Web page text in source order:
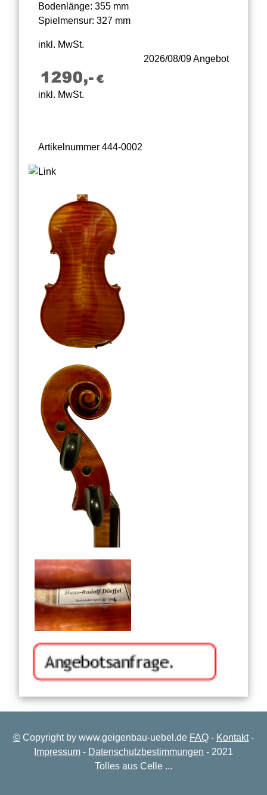
Bodenlänge: 355 mm
Spielmensur: 327 mm
inkl. MwSt.
2026/08/09 Angebot
inkl. MwSt.
Artikelnummer 444-0002
© Copyright by www.geigenbau-uebel.de FAQ - Kontakt-
Impressum - Datenschutzbestimmungen - 2021
Tolles aus Celle ...